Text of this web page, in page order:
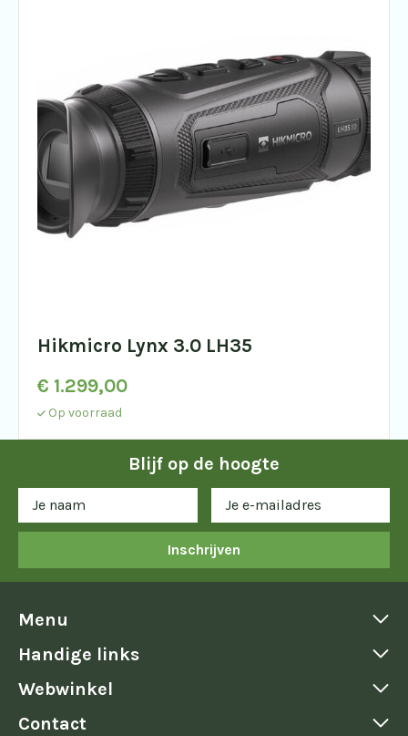
Hikmicro Lynx 3.0 LH35
€ 1.299,00
Op voorraad
Blijf op de hoogte
Inschrijven
Menu
Handige links
Webwinkel
Contact